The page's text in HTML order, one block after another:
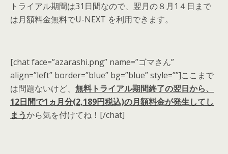
トライアル期間は31日間なので、翌月の８月1４日まで
は月額料金無料でU-NEXT を利用できます。
[chat face=”azarashi.png” name=”ゴマさん”
align=”left” border=”blue” bg=”blue” style=””]ここまで
は問題ないけど、 無料トライアル期間終了の翌日から、
12日間で1ヵ月分(2,189円税込)の月額料金が発生してし
まうから気を付けてね！[/chat]